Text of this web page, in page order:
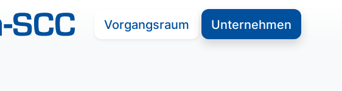
Vorgangsraum Unternehmen